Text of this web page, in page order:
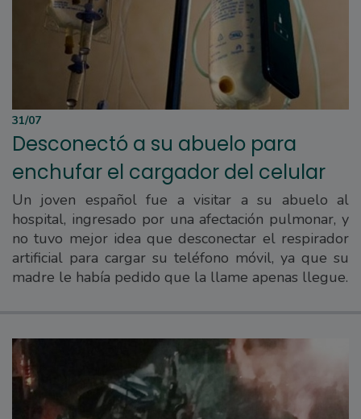
31/07
Desconectó a su abuelo para
enchufar el cargador del celular
Un joven español fue a visitar a su abuelo al
hospital, ingresado por una afectación pulmonar, y
no tuvo mejor idea que desconectar el respirador
artificial para cargar su teléfono móvil, ya que su
madre le había pedido que la llame apenas llegue.